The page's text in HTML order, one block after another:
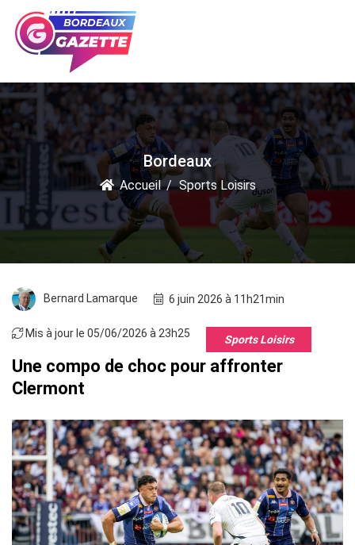
Bordeaux
Accueil Sports Loisirs
Bernard Lamarque 6 juin 2026 à 11h21min
Mis à jour le 05/06/2026 à 23h25 Sports Loisirs
Une compo de choc pour affronter
Clermont